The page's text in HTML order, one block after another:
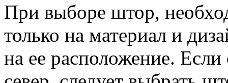
При выборе штор,
только на материал и
на ее расположение.